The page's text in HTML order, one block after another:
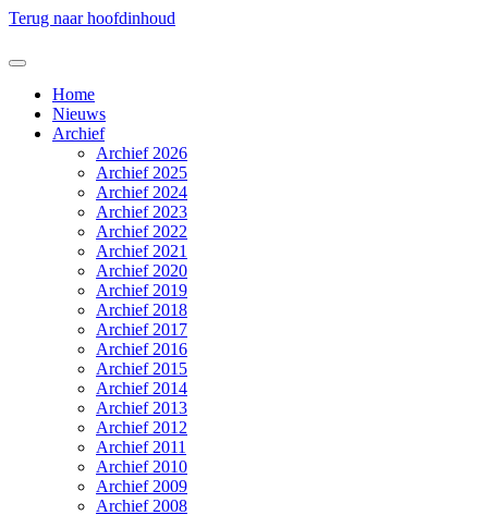
Terug naar hoofdinhoud
Home
Nieuws
Archief
Archief 2026
Archief 2025
Archief 2024
Archief 2023
Archief 2022
Archief 2021
Archief 2020
Archief 2019
Archief 2018
Archief 2017
Archief 2016
Archief 2015
Archief 2014
Archief 2013
Archief 2012
Archief 2011
Archief 2010
Archief 2009
Archief 2008